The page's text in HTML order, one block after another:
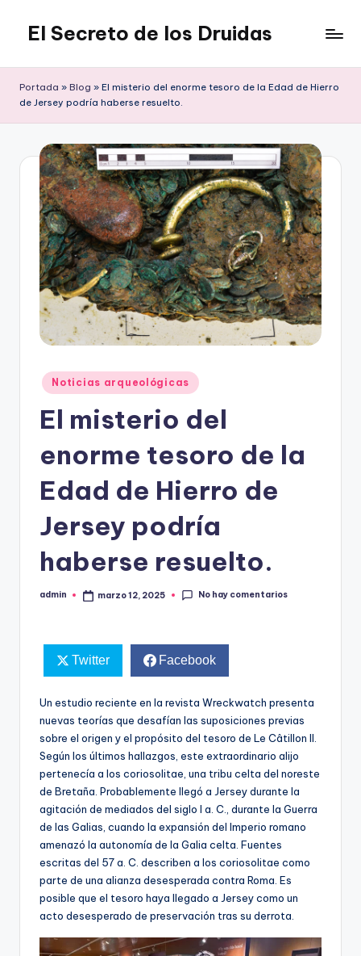
Saltar
contenido
El Secreto de los Druidas
Portada » Blog » El misterio del enorme tesoro de la Edad de Hierro
de Jersey podría haberse resuelto.
Publicado
en
Noticias arqueológicas
El misterio del
enorme tesoro de la
Edad de Hierro de
Jersey podría
haberse resuelto.
Publicado
admin marzo 12, 2025 No hay comentarios
Twitter Facebook
Un estudio reciente en la revista Wreckwatch presenta
nuevas teorías que desafían las suposiciones previas
sobre el origen y el propósito del tesoro de Le Câtillon II.
Según los últimos hallazgos, este extraordinario alijo
pertenecía a los coriosolitae, una tribu celta del noreste
de Bretaña. Probablemente llegó a Jersey durante la
agitación de mediados del siglo I a. C., durante la Guerra
de las Galias, cuando la expansión del Imperio romano
amenazó la autonomía de la Galia celta. Fuentes
escritas del 57 a. C. describen a los coriosolitae como
parte de una alianza desesperada contra Roma. Es
posible que el tesoro haya llegado a Jersey como un
acto desesperado de preservación tras su derrota.